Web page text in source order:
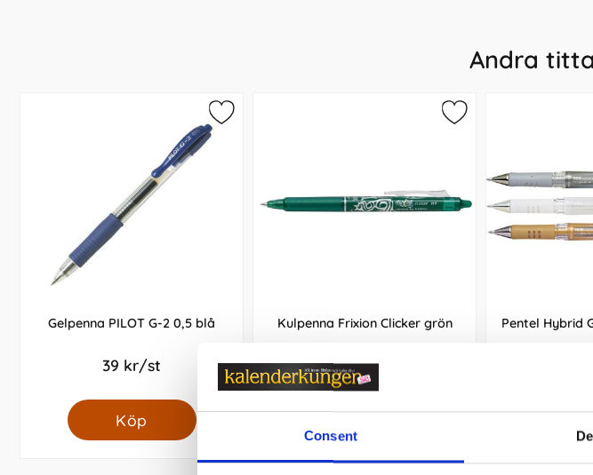
Consent
Andra
Gelpenna PILOT G-2 0,5 blå
39 kr/st
Köp
Kulpenna Frixion Clicker grön
39 kr/st
Pentel Hybrid